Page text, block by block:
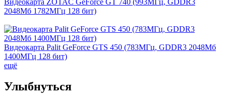
2048Мб 1782МГц 128 бит)
Видеокарта Palit GeForce GTS 450 (783МГц, GDDR3 2048Мб
1400МГц 128 бит)
ещё
Улыбнуться